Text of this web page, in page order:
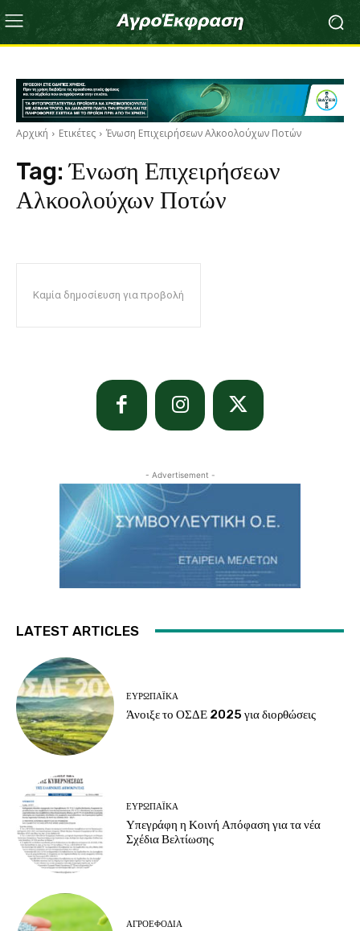
Αρχική Ετικέτες Ένωση Επιχειρήσεων Αλκοολούχων Ποτών
Tag:Ένωση Επιχειρήσεων
Αλκοολούχων Ποτών
Καμία δημοσίευση για προβολή
- Advertisement -
LATEST ARTICLES
ΕΥΡΩΠΑΪΚΆ
Άνοιξε το ΟΣΔΕ 2025 για διορθώσεις
ΕΥΡΩΠΑΪΚΆ
Υπεγράφη η Κοινή Απόφαση για τα νέα
Σχέδια Βελτίωσης
ΑΓΡΟΕΦΌΔΙΑ